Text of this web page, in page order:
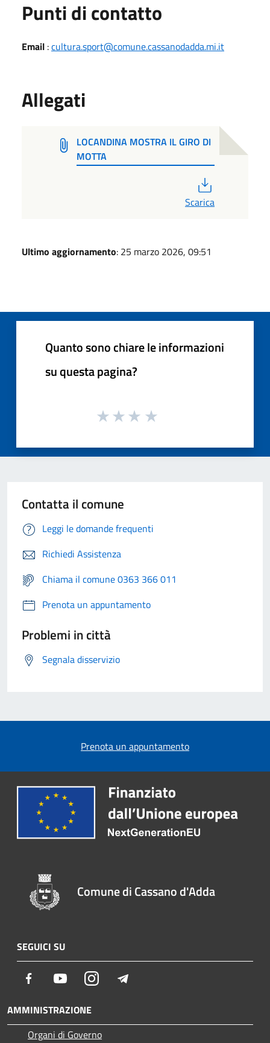
Punti di contatto
Email :cultura.sport@comune.cassanodadda.mi.it
Allegati
LOCANDINA MOSTRA IL GIRO DI
MOTTA
Scarica
Ultimo aggiornamento: 25 marzo 2026, 09:51
Quanto sono chiare le informazioni
su questa pagina?
Contatta il comune
Leggi le domande frequenti
Richiedi Assistenza
Chiama il comune 0363 366 011
Prenota un appuntamento
Problemi in città
Segnala disservizio
Prenota un appuntamento
Comune di Cassano d'Adda
SEGUICI SU
Facebook YoutubeInstagram
AMMINISTRAZIONE
Organi di Governo